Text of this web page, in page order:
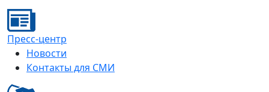
Пресс-центр
Новости
Контакты для СМИ